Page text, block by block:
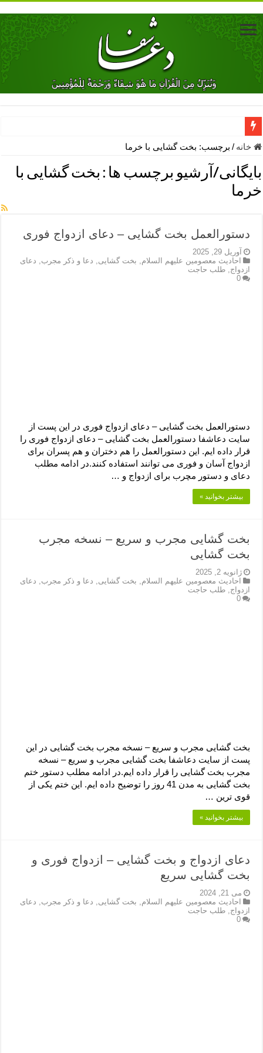
دعای جلب محبت فوری معشوق – دعای جلب محبت شوهر
دعای مشکل گشا برای رفع فقر – ذکرهای روزی‌ بخش
معجزات دعای یا من اظهر الجمیل – دعای یا من اظهر الجمیل برای
مهم ترین اذکار الهی و فضیلت آن ها – ذکر مخصوص مستجاب الدعوه
دعا برای ترس بچه ها در خواب – دعای ترس و بی خوابی کودکان
نماز حاجت برای کار گشایی- دعای رفع مشکلات و طلب حاجت
دعای رفع فقر و طلب رزق و روزی – آیه‌ جلب ثروت و برکت مال
خانه / برچسب: بخت گشایی با خرما
بایگانی/آرشیو برچسب ها : بخت گشایی با
خرما
دستورالعمل بخت گشایی – دعای ازدواج فوری
آوریل 29, 2025
احادیث معصومین علیهم السلام
بخت گشایی دعا و ذکر مجرب
دعای
ازدواج ,طلب حاجت
0
دستورالعمل بخت گشایی – دعای ازدواج فوری در این پست از
سایت دعاشفا دستورالعمل بخت گشایی – دعای ازدواج فوری را
قرار داده ایم. این دستورالعمل را هم دختران و هم پسران برای
ازدواج آسان و فوری می توانند استفاده کنند.در ادامه مطلب
دعای و دستور مچرب برای ازدواج و …
بیشتر بخوانید »
بخت گشایی مجرب و سریع – نسخه مجرب
بخت گشایی
ژانویه 2, 2025
احادیث معصومین علیهم السلام, بخت گشایی, دعا و ذکر مجرب, دعای
ازدواج,طلب حاجت
0
بخت گشایی مجرب و سریع – نسخه مجرب بخت گشایی در این
پست از سایت دعاشفا بخت گشایی مجرب و سریع – نسخه
مجرب بخت گشایی را قرار داده ایم.در ادامه مطلب دستور ختم
بخت گشایی به مدن 41 روز را توضیح داده ایم. این ختم یکی از
قوی ترین …
بیشتر بخوانید »
دعای ازدواج و بخت گشایی – ازدواج فوری و
بخت گشایی سریع
می 21, 2024
احادیث معصومین علیهم السلام, بخت گشایی, دعا و ذکر مجرب, دعای
ازدواج,طلب حاجت
0